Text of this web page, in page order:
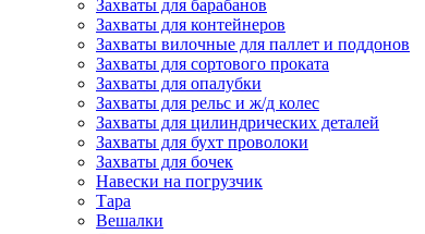
Захваты для барабанов
Захваты для контейнеров
Захваты вилочные для паллет и поддонов
Захваты для сортового проката
Захваты для опалубки
Захваты для рельс и ж/д колес
Захваты для цилиндрических деталей
Захваты для бухт проволоки
Захваты для бочек
Навески на погрузчик
Тара
Вешалки